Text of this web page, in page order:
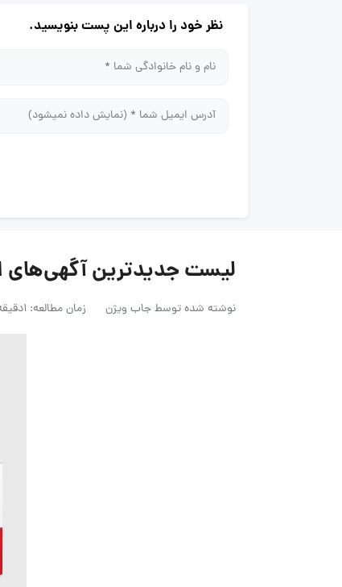
نظر خود را درباره این پست بنویسید.
لیست جدیدترین آگهی‌های
نوشته شده توسطجاب ویژن زمان مطالعه: 1دقیقه